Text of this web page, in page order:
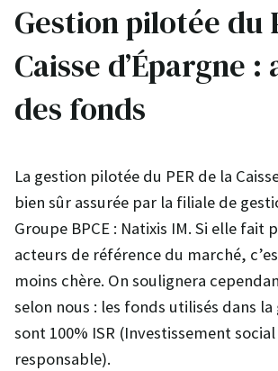
Gestion pilotée du
Caisse d’Épargne :
des fonds
La gestion pilotée du PER de la
bien sûr assurée par la filiale de
Groupe BPCE : Natixis IM. Si elle fait
acteurs de référence du marché,
moins chère. On soulignera
selon nous : les fonds utilisés dans
sont 100% ISR (Investissement
responsable).